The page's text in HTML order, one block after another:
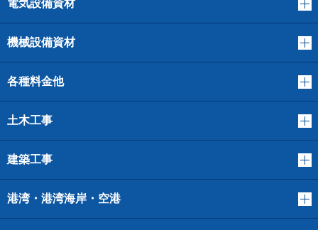
電気設備資材
機械設備資材
各種料金他
土木工事
建築工事
港湾・港湾海岸・空港